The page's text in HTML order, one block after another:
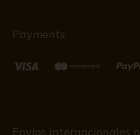
Payments
Envíos internacionales